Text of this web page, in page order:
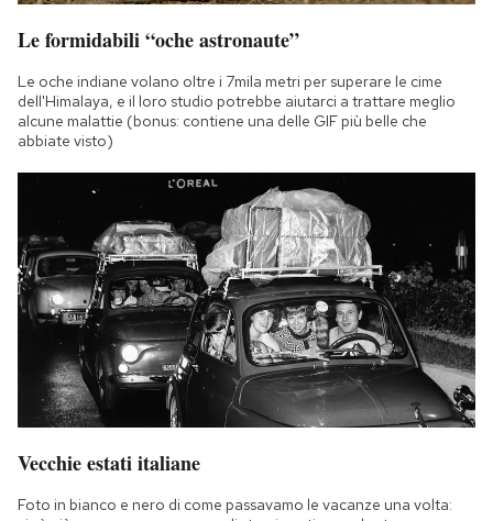
Le formidabili “oche astronaute”
Le oche indiane volano oltre i 7mila metri per superare le cime
dell'Himalaya, e il loro studio potrebbe aiutarci a trattare meglio
alcune malattie (bonus: contiene una delle GIF più belle che
abbiate visto)
Vecchie estati italiane
Foto in bianco e nero di come passavamo le vacanze una volta: